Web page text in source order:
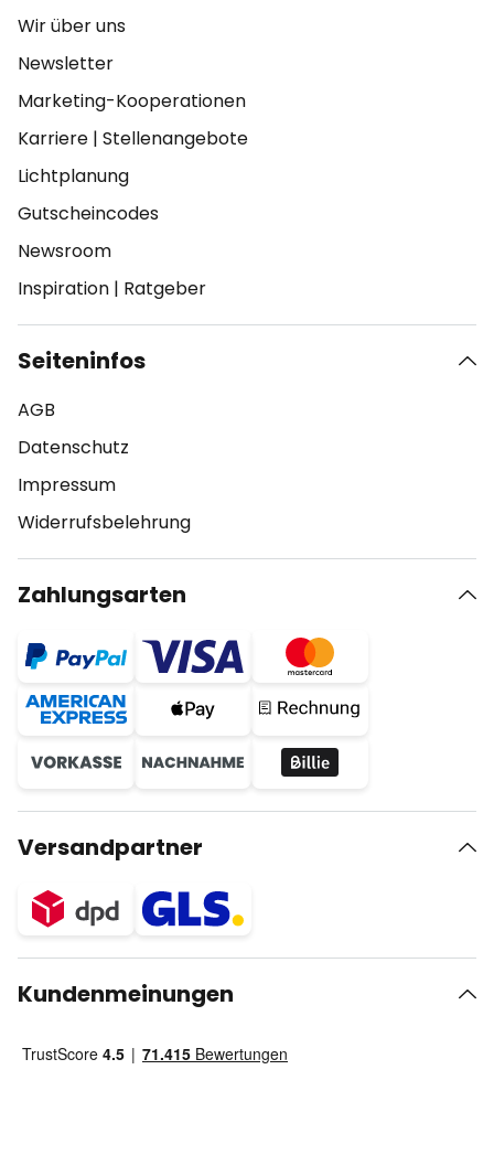
Wir über uns
Newsletter
Marketing-Kooperationen
Karriere | Stellenangebote
Lichtplanung
Gutscheincodes
Newsroom
Inspiration | Ratgeber
Seiteninfos
AGB
Datenschutz
Impressum
Widerrufsbelehrung
Zahlungsarten
Versandpartner
Kundenmeinungen